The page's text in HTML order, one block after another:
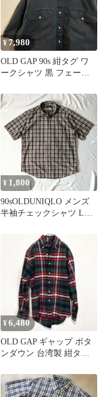
¥7,980
OLD GAP 90s 紺タグ ワ
ークシャツ 黒 フェード
¥ 1,800
90sOLDUNIQLO メンズ
半袖チェックシャツ Lサ
¥6,480
OLD GAP ギャップ ボタ
ンダウン 台湾製 紺タグ